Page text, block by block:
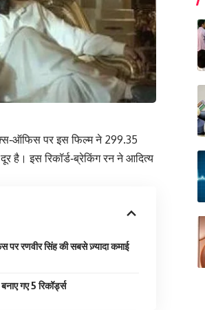
पर इस फिल्म ने 299.35
इस रिकॉर्ड‑ब्रेकिंग रन ने आदित्य
रणवीर सिंह की सबसे ज़्यादा कमाई
गए 5 रिकॉर्ड्स